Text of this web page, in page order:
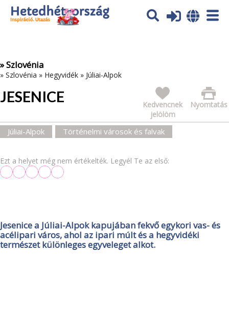
Az oldal sütiket (cookies) használ. További tájékoztatás itt:
Adatvédelmi tájékoztató
» Szlovénia
» Szlovénia » Hegyvidék » Júliai-Alpok
JESENICE Nyomtatás
Kedvencnek
jelölöm
Júliai-Alpok Történelmi városok és falvak
Ezt a helyet még nem értékelték. Legyél Te az első:
Jesenice a Júliai-Alpok kapujában fekvő egykori vas- és
acélipari város, ahol az ipari múlt és a hegyvidéki
természet különleges egyveleget alkot.